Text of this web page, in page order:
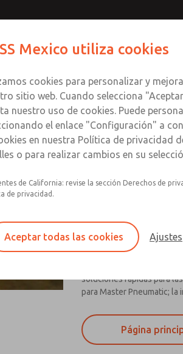
Master Pneumatic está
preparación de aire
materiales, alimentos y
Master Pneumatic
soluciones rápidas para
para Master Pneumatic; la
Página
Mexico utiliza cookies
cookies para personalizar y
sitio web. Cuando selecciona
nuestro uso de cookies. Puede
el enlace "Configuración" a
en nuestra Política de privacidad
o para realizar cambios en su
de California: revise la sección Derechos de
de privacidad.
Aceptar todas las cookies Ajustes